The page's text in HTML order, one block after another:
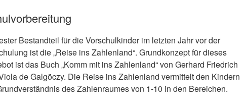
Bestandteil für die Vorschulkinder im letzten Jahr vor der
ist die „Reise ins Zahlenland“. Grundkonzept für dieses
ist das Buch „Komm mit ins Zahlenland“ von Gerhard Friedrich
de Galgöczy. Die Reise ins Zahlenland vermittelt den Kindern
des Zahlenraumes von 1-10 in den Bereichen.